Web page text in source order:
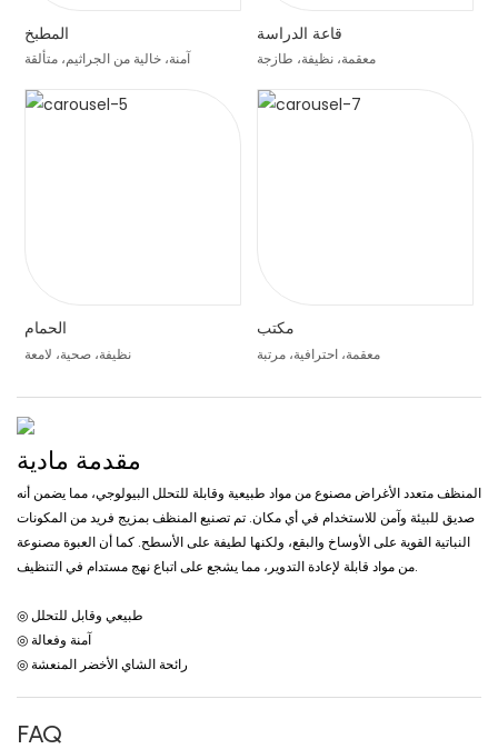
المطبخ
آمنة، خالية من الجراثيم، متألقة
قاعة الدراسة
معقمة، نظيفة، طازجة
الحمام
نظيفة، صحية، لامعة
مكتب
معقمة، احترافية، مرتبة
مقدمة مادية
المنظف متعدد الأغراض مصنوع من مواد طبيعية وقابلة للتحلل البيولوجي، مما يضمن أنه
صديق للبيئة وآمن للاستخدام في أي مكان. تم تصنيع المنظف بمزيج فريد من المكونات
النباتية القوية على الأوساخ والبقع، ولكنها لطيفة على الأسطح. كما أن العبوة مصنوعة
من مواد قابلة لإعادة التدوير، مما يشجع على اتباع نهج مستدام في التنظيف.
◎ آمنة وفعالة
◎ رائحة الشاي الأخضر المنعشة
FAQ